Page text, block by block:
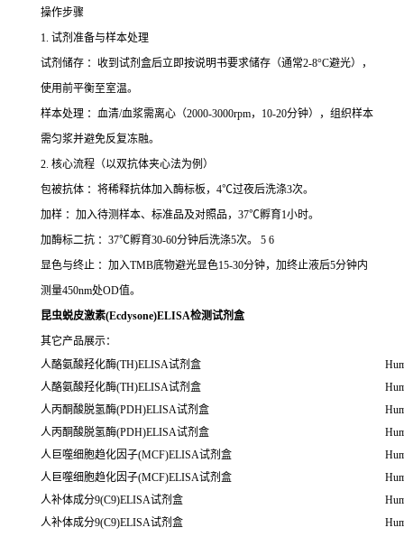
操作步骤
1. 试剂准备与样本处理
试剂储存 ：收到试剂盒后立即按说明书要求储存（通常2-8°C避光），
使用前平衡至室温。
样本处理 ：血清/血浆需离心（2000-3000rpm，10-20分钟），组织样本
需匀浆并避免反复冻融。
2. 核心流程（以双抗体夹心法为例）
包被抗体 ：将稀释抗体加入酶标板，4℃过夜后洗涤3次。
加样 ：加入待测样本、标准品及对照品，37℃孵育1小时。
加酶标二抗 ：37℃孵育30-60分钟后洗涤5次。 5 6
显色与终止 ：加入TMB底物避光显色15-30分钟，加终止液后5分钟内
测量450nm处OD值。
昆虫蜕皮激素(Ecdysone)ELISA检测试剂盒
其它产品展示：
人酪氨酸羟化酶(TH)ELISA试剂盒
人酪氨酸羟化酶(TH)ELISA试剂盒
人丙酮酸脱氢酶(PDH)ELISA试剂盒
人丙酮酸脱氢酶(PDH)ELISA试剂盒
人巨噬细胞趋化因子(MCF)ELISA试剂盒
人巨噬细胞趋化因子(MCF)ELISA试剂盒
人补体成分9(C9)ELISA试剂盒
人补体成分9(C9)ELISA试剂盒